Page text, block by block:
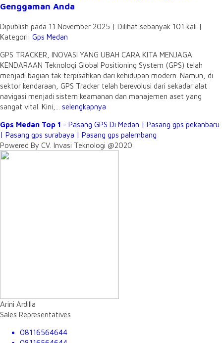
Genggaman Anda
Dipublish pada 11 November 2025 | Dilihat sebanyak 101 kali |
Kategori: Gps Medan
GPS TRACKER, INOVASI YANG UBAH CARA KITA MENJAGA
KENDARAAN Teknologi Global Positioning System (GPS) telah
menjadi bagian tak terpisahkan dari kehidupan modern. Namun, di
sektor kendaraan, GPS Tracker telah berevolusi dari sekadar alat
navigasi menjadi sistem keamanan dan manajemen aset yang
sangat vital. Kini,... selengkapnya
Gps Medan Top 1 - Pasang GPS Di Medan | Pasang gps pekanbaru
| Pasang gps surabaya | Pasang gps palembang
Powered By CV. Invasi Teknologi @2020
Arini Ardilla
Sales Representatives
08116564644